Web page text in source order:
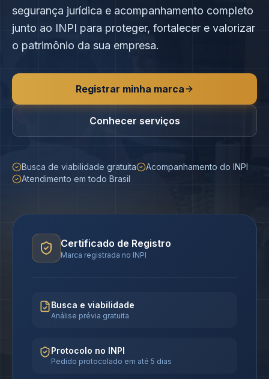
segurança jurídica e acompanhamento completo
junto ao INPI para proteger, fortalecer e valorizar
o patrimônio da sua empresa.
Registrar minha marca
Conhecer serviços
Busca de viabilidade gratuita
Acompanhamento do INPI
Atendimento em todo Brasil
Certificado de Registro
Marca registrada no INPI
Busca e viabilidade
Análise prévia gratuita
Protocolo no INPI
Pedido protocolado em até 5 dias